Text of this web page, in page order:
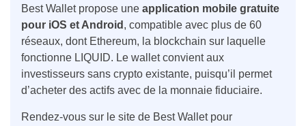
Best Wallet propose une application mobile gratuite
pour iOS et Android , compatible avec plus de 60
réseaux, dont Ethereum, la blockchain sur laquelle
fonctionne LIQUID. Le wallet convient aux
investisseurs sans crypto existante, puisqu’il permet
d’acheter des actifs avec de la monnaie fiduciaire.
Rendez-vous sur le site de Best Wallet pour